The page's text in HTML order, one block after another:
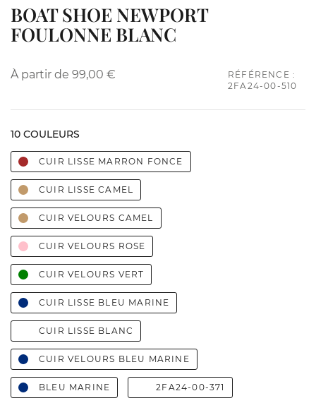
BOAT SHOE NEWPORT
FOULONNE BLANC
À partir de 99,00 €
RÉFÉRENCE :
2FA24-00-510
10 COULEURS
CUIR LISSE MARRON FONCE
CUIR LISSE CAMEL
CUIR VELOURS CAMEL
CUIR VELOURS ROSE
CUIR VELOURS VERT
CUIR LISSE BLEU MARINE
CUIR LISSE BLANC
CUIR VELOURS BLEU MARINE
BLEU MARINE 2FA24-00-371